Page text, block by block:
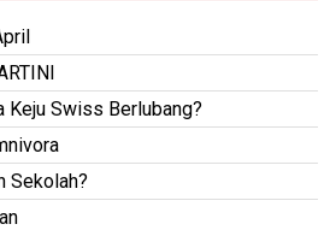
Keju Swiss Berlubang?
Sekolah?